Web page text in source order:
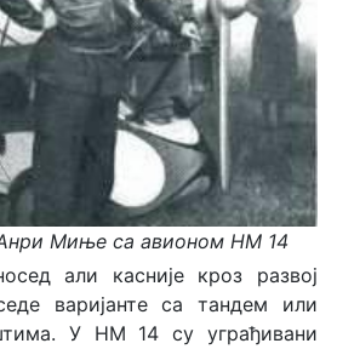
Миње са авионом HM 14
али касније кроз развој
варијанте са тандем или
У HM 14 су уграђивани